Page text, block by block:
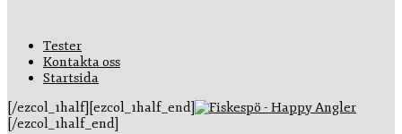
Tester
Kontakta oss
Startsida
[/ezcol_1half][ezcol_1half_end]
[/ezcol_1half_end]